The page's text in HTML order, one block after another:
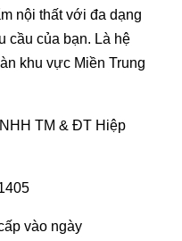
nội thất với đa dạng
cầu của bạn. Là hệ
khu vực Miền Trung
TM & ĐT Hiệp
vào ngày